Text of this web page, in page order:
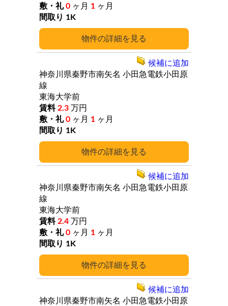
詳細
0 ヶ月 1 ヶ月
1K
詳細
神奈川県秦野市南矢名 小田急電鉄小田原
線
東海大学前
2.3 万円
0 ヶ月 1 ヶ月
1K
候補に追加
詳細
神奈川県秦野市南矢名 小田急電鉄小田原
線
東海大学前
2.4 万円
0 ヶ月 1 ヶ月
1K
候補に追加
神奈川県秦野市南矢名 小田急電鉄小田原
候補に追加